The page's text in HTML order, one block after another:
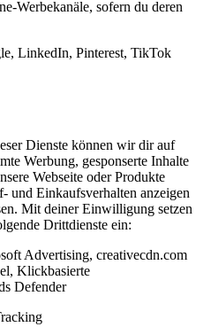
Werbekanäle, sofern du deren
LinkedIn, Pinterest, TikTok
Dienste können wir dir auf
Werbung, gesponserte Inhalte
Webseite oder Produkte
und Einkaufsverhalten anzeigen
Mit deiner Einwilligung setzen
Drittdienste ein:
Advertising, creativecdn.com
Klickbasierte
Defender